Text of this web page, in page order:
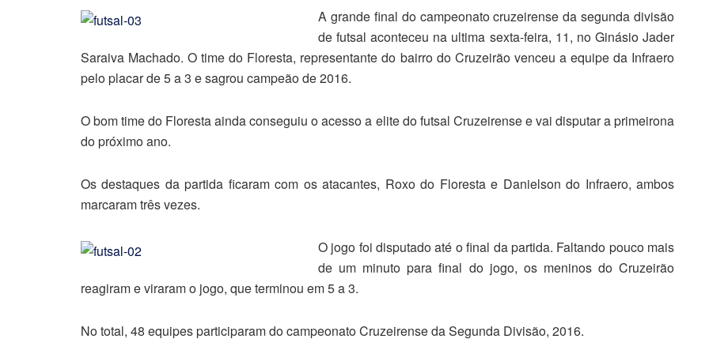
A grande final do campeonato cruzeirense da segunda divisão
de futsal aconteceu na ultima sexta-feira, 11, no Ginásio Jader
Saraiva Machado. O time do Floresta, representante do bairro do Cruzeirão venceu a equipe da Infraero
pelo placar de 5 a 3 e sagrou campeão de 2016.
O bom time do Floresta ainda conseguiu o acesso a elite do futsal Cruzeirense e vai disputar a primeirona
do próximo ano.
Os destaques da partida ficaram com os atacantes, Roxo do Floresta e Danielson do Infraero, ambos
marcaram três vezes.
O jogo foi disputado até o final da partida. Faltando pouco mais
de um minuto para final do jogo, os meninos do Cruzeirão
reagiram e viraram o jogo, que terminou em 5 a 3.
No total, 48 equipes participaram do campeonato Cruzeirense da Segunda Divisão, 2016.